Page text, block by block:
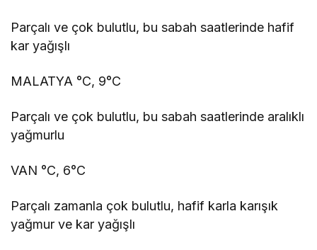
Parçalı ve çok bulutlu, bu sabah saatlerinde hafif
kar yağışlı
MALATYA °C, 9°C
Parçalı ve çok bulutlu, bu sabah saatlerinde aralıklı
yağmurlu
VAN °C, 6°C
Parçalı zamanla çok bulutlu, hafif karla karışık
yağmur ve kar yağışlı